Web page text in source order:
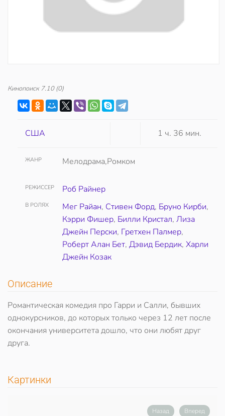
Кинопоиск 7.10(0)
США 1 ч. 36 мин.
ЖАНР Мелодрама,Ромком
РЕЖИССЕР Роб Райнер
В РОЛЯХ Мег Райан, Стивен Форд, Бруно Кирби,
Кэрри Фишер, Билли Кристал, Лиза
Джейн Перски, Гретхен Палмер,
Роберт Алан Бет, Дэвид Бердик, Харли
Джейн Козак
Описание
Романтическая комедия про Гарри и Салли, бывших
однокурсников, до которых только через 12 лет после
окончания университета дошло, что они любят друг
друга.
Картинки
Назад Вперед